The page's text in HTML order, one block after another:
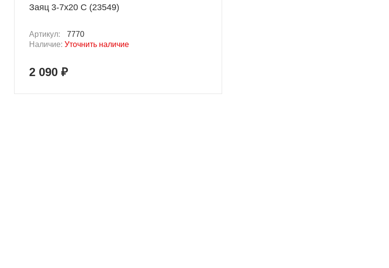
Заяц 3-7x20 C (23549)
Артикул:
7770
Наличие: Уточнить наличие
2 090 ₽